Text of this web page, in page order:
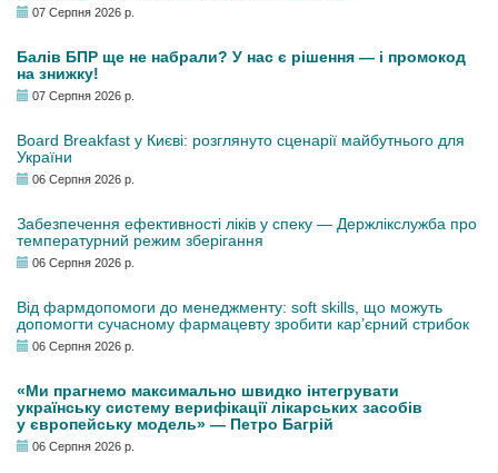
07 Серпня 2026 р.
Балів БПР ще не набрали? У нас є рішення — і промокод
на знижку!
07 Серпня 2026 р.
Board Breakfast у Києві: розглянуто сценарії майбутнього для
України
06 Серпня 2026 р.
Забезпечення ефективності ліків у спеку — Держлікслужба про
температурний режим зберігання
06 Серпня 2026 р.
Від фармдопомоги до менеджменту: soft skills, що можуть
допомогти сучасному фармацевту зробити кар’єрний стрибок
06 Серпня 2026 р.
«Ми прагнемо максимально швидко інтегрувати
українську систему верифікації лікарських засобів
у європейську модель» — Петро Багрій
06 Серпня 2026 р.